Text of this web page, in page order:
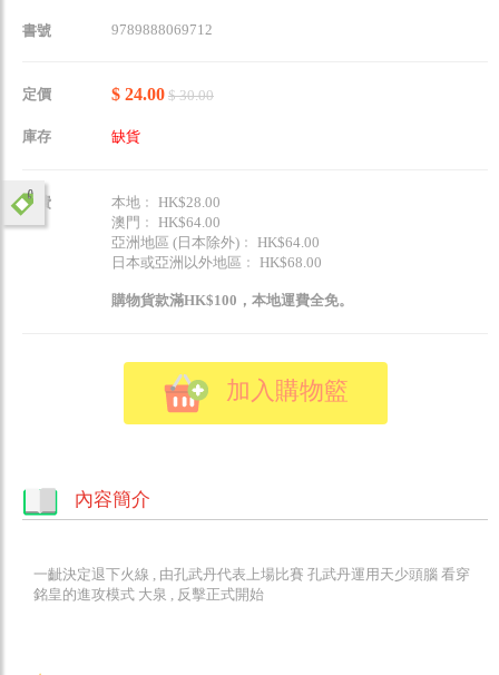
書號 9789888069712
定價 $ 24.00 $ 30.00
庫存 缺貨
運費
本地﹕ HK$28.00
澳門﹕ HK$64.00
亞洲地區 (日本除外)﹕ HK$64.00
日本或亞洲以外地區﹕ HK$68.00
購物貨款滿HK$100，本地運費全免。
加入購物籃
內容簡介
一齜決定退下火線 , 由孔武丹代表上場比賽 孔武丹運用天少頭腦 看穿
銘皇的進攻模式 大泉 , 反擊正式開始